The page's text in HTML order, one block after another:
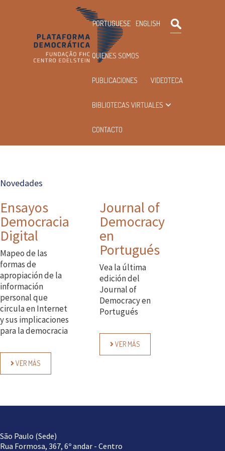
PORTUGUESE ENGLISH
Menu
principal
QUIENES SOMOS
PUBLICACIONES VIDEOTECA
BIBLIOTECAS VIRTUALES
CONTACTO
Novedades
Ensayos
Democracia
Digital
Mapeo de las
formas de
apropiación de la
información
personal que
circula en Internet
y sus implicaciones
para la democracia
VER MÁS
Journal of
Democracy
en
Portugués
Vea la última
edición del
Journal of
Democracy en
Portugués
VER MÁS
São Paulo (Sede)
Rua Formosa, 367, 6º andar - Centro